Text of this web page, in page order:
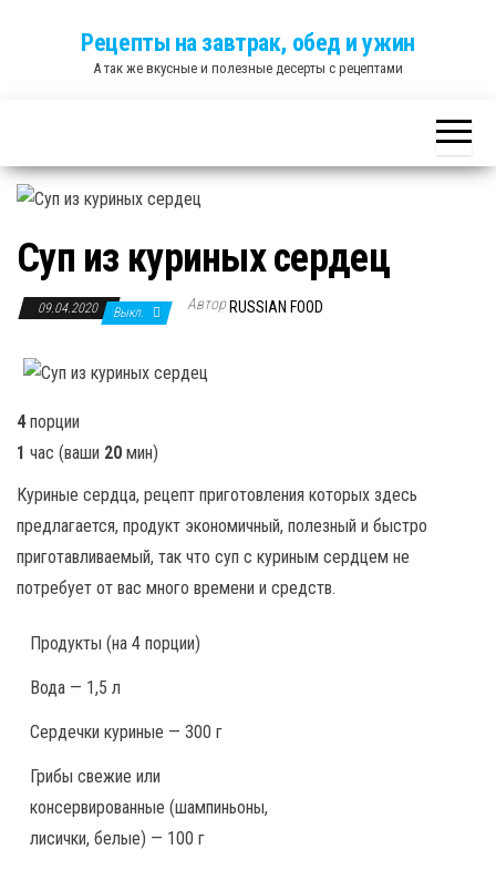
Рецепты на завтрак, обед и ужин
А так же вкусные и полезные десерты с рецептами
Cуп из куриных сердец
09.04.2020 Выкл. Автор RUSSIAN FOOD
4 порции
1 час (ваши 20 мин)
Куриные сердца, рецепт приготовления которых здесь
предлагается, продукт экономичный, полезный и быстро
приготавливаемый, так что суп с куриным сердцем не
потребует от вас много времени и средств.
Продукты (на 4 порции)
Вода — 1,5 л
Сердечки куриные — 300 г
Грибы свежие или
консервированные (шампиньоны,
лисички, белые) — 100 г